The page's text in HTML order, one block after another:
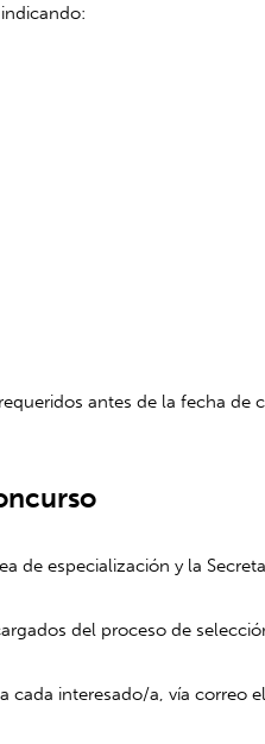
antes de la fecha
de especialización y la
del proceso de
cada interesado/a, vía